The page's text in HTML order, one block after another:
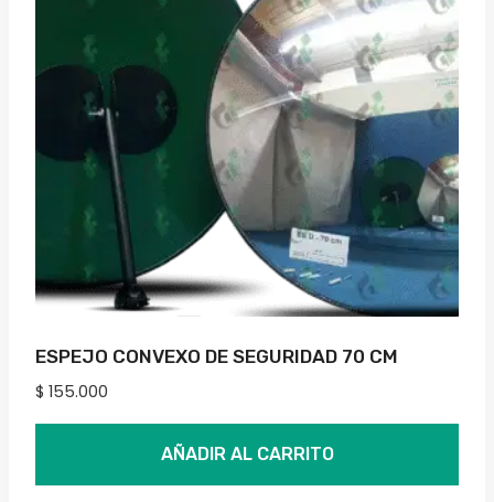
ESPEJO CONVEXO DE SEGURIDAD 70 CM
$ 155.000
AÑADIR AL CARRITO